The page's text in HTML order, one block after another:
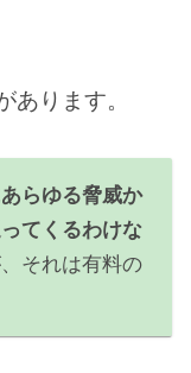
あります。
らゆる脅威か
てくるわけな
それは有料の